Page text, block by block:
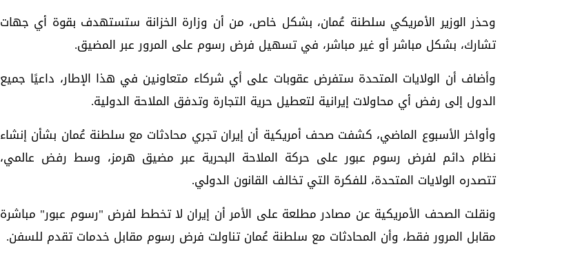
وحذر الوزير الأمريكي سلطنة عُمان، بشكل خاص، من أن وزارة الخزانة ستستهدف بقوة أي جهات
تشارك، بشكل مباشر أو غير مباشر، في تسهيل فرض رسوم على المرور عبر المضيق.
وأضاف أن الولايات المتحدة ستفرض عقوبات على أي شركاء متعاونين في هذا الإطار، داعيًا جميع
الدول إلى رفض أي محاولات إيرانية لتعطيل حرية التجارة وتدفق الملاحة الدولية.
وأواخر الأسبوع الماضي، كشفت صحف أمريكية أن إيران تجري محادثات مع سلطنة عُمان بشأن إنشاء
نظام دائم لفرض رسوم عبور على حركة الملاحة البحرية عبر مضيق هرمز، وسط رفض عالمي،
تتصدره الولايات المتحدة، للفكرة التي تخالف القانون الدولي.
ونقلت الصحف الأمريكية عن مصادر مطلعة على الأمر أن إيران لا تخطط لفرض "رسوم عبور" مباشرة
مقابل المرور فقط، وأن المحادثات مع سلطنة عُمان تناولت فرض رسوم مقابل خدمات تقدم للسفن.